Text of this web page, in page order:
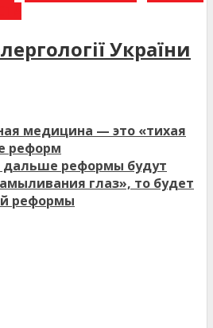
України
медицина — это «тихая
реформ
дальше реформы будут
глаз», то будет
реформы